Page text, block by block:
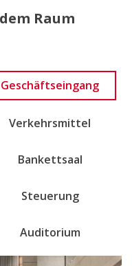
Raum
Geschäftseingang
Verkehrsmittel
Bankettsaal
Steuerung
Auditorium